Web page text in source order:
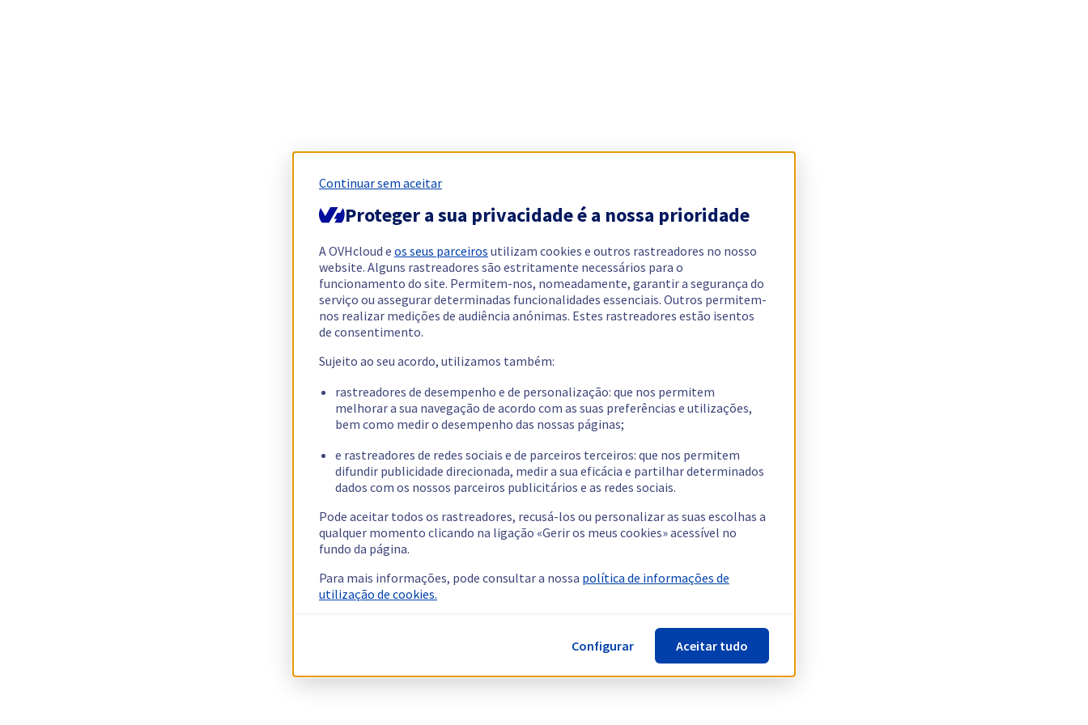
Continuar sem aceitar
Proteger a sua privacidade é a nossa prioridade
A OVHcloud e os seus parceiros utilizam cookies e outros rastreadores no nosso
website. Alguns rastreadores são estritamente necessários para o
funcionamento do site. Permitem-nos, nomeadamente, garantir a segurança do
serviço ou assegurar determinadas funcionalidades essenciais. Outros permitem-
nos realizar medições de audiência anónimas. Estes rastreadores estão isentos
de consentimento.
Sujeito ao seu acordo, utilizamos também:
rastreadores de desempenho e de personalização: que nos permitem
melhorar a sua navegação de acordo com as suas preferências e utilizações,
bem como medir o desempenho das nossas páginas;
e rastreadores de redes sociais e de parceiros terceiros: que nos permitem
difundir publicidade direcionada, medir a sua eficácia e partilhar determinados
dados com os nossos parceiros publicitários e as redes sociais.
Pode aceitar todos os rastreadores, recusá-los ou personalizar as suas escolhas a
qualquer momento clicando na ligação «Gerir os meus cookies» acessível no
fundo da página.
Para mais informações, pode consultar a nossa política de informações de
utilização de cookies.
Configurar Aceitar tudo